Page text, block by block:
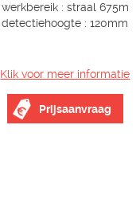
werkbereik : straal 675m
detectiehoogte : 120mm
Klik voor meer informatie
Prijsaanvraag